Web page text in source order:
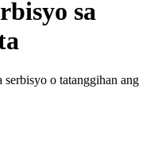
sa
o tatanggihan ang